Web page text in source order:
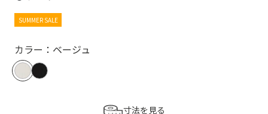
SUMMER SALE
カラー：ベージュ
寸法を見る